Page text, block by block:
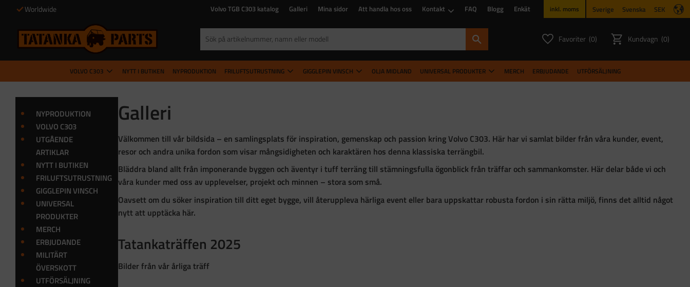
Fri frakt inom SV vid köp över 500 kr Volvo TGB C303 katalog Galleri Mina sidor Att handla hos oss Kontakt FAQ Blogg Enkät inkl. moms Sverige Svenska SEK
FavoriterANTAL FAVORITER:
0 Kundvagn ANTAL
0
VOLVO C303 NYTT I BUTIKEN NYPRODUKTION FRILUFTSUTRUSTNING GIGGLEPIN VINSCH OLJA MIDLAND UNIVERSAL PRODUKTER MERCH ERBJUDANDE UTFÖRSÄLJNING
Galleri
Välkommen till vår bildsida – en samlingsplats för inspiration, gemenskap och passion kringVolvo C303. Här har vi samlat bilder från våra kunder, event,
resor och andra unika fordon som visar mångsidigheten och karaktären hos denna klassiska terrängbil.
Bläddra bland allt från imponerande byggen och äventyr i tuff terräng till stämningsfulla ögonblick från träffar och sammankomster. Här delar både vi och
våra kunder med oss av upplevelser, projekt och minnen – stora som små.
Oavsett om du söker inspiration till ditt eget bygge, vill återuppleva härliga event eller bara uppskattar robusta fordon i sin rätta miljö, finns det alltid något
nytt att upptäcka här.
Tatankaträffen 2025
Bilder från vår årliga träff
NYPRODUKTION
VOLVO C303
UTGÅENDE
ARTIKLAR
NYTT I BUTIKEN
FRILUFTSUTRUSTNING
GIGGLEPIN VINSCH
UNIVERSAL
PRODUKTER
MERCH
ERBJUDANDE
MILITÄRT
ÖVERSKOTT
UTFÖRSÄLJNING